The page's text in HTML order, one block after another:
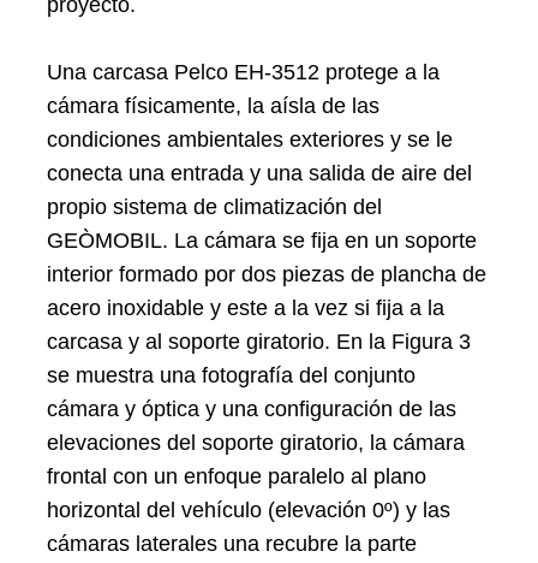
proyecto.
Una carcasa Pelco EH-3512 protege a la
cámara físicamente, la aísla de las
condiciones ambientales exteriores y se le
conecta una entrada y una salida de aire del
propio sistema de climatización del
GEÒMOBIL. La cámara se fija en un soporte
interior formado por dos piezas de plancha de
acero inoxidable y este a la vez si fija a la
carcasa y al soporte giratorio. En la Figura 3
se muestra una fotografía del conjunto
cámara y óptica y una configuración de las
elevaciones del soporte giratorio, la cámara
frontal con un enfoque paralelo al plano
horizontal del vehículo (elevación 0º) y las
cámaras laterales una recubre la parte